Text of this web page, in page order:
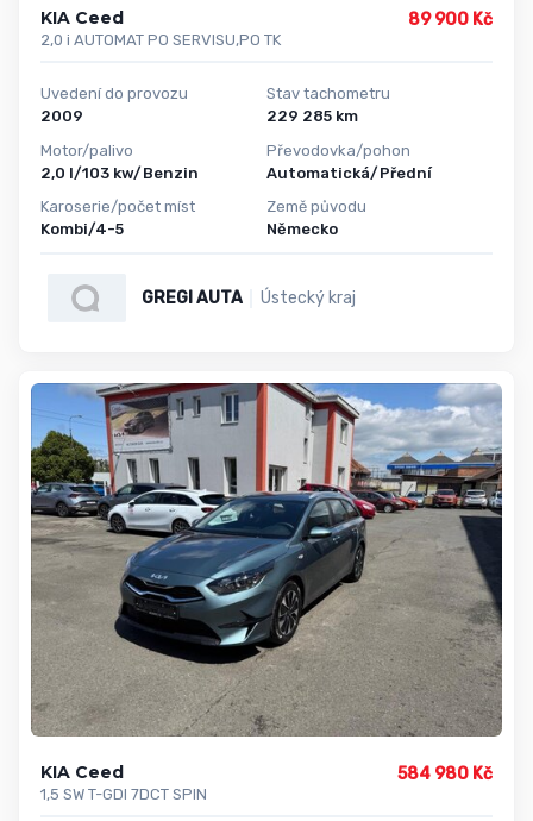
KIA Ceed
2,0 i AUTOMAT PO SERVISU,PO TK
89 900 Kč
Uvedení do provozu
2009
Motor/palivo
2,0 l/103 kw/Benzin
Karoserie/počet míst
Kombi/4-5
Stav tachometru
229 285 km
Převodovka/pohon
Automatická/Přední
Země původu
Německo
GREGI AUTA Ústecký kraj
KIA Ceed
1,5 SW T-GDI 7DCT SPIN
584 980 Kč